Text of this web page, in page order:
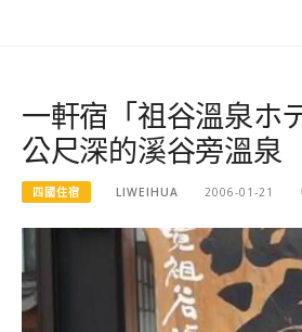
一軒宿「祖谷溫泉ホ
公尺深的溪谷旁溫泉
四國住宿 LIWEIHUA 2006-01-21